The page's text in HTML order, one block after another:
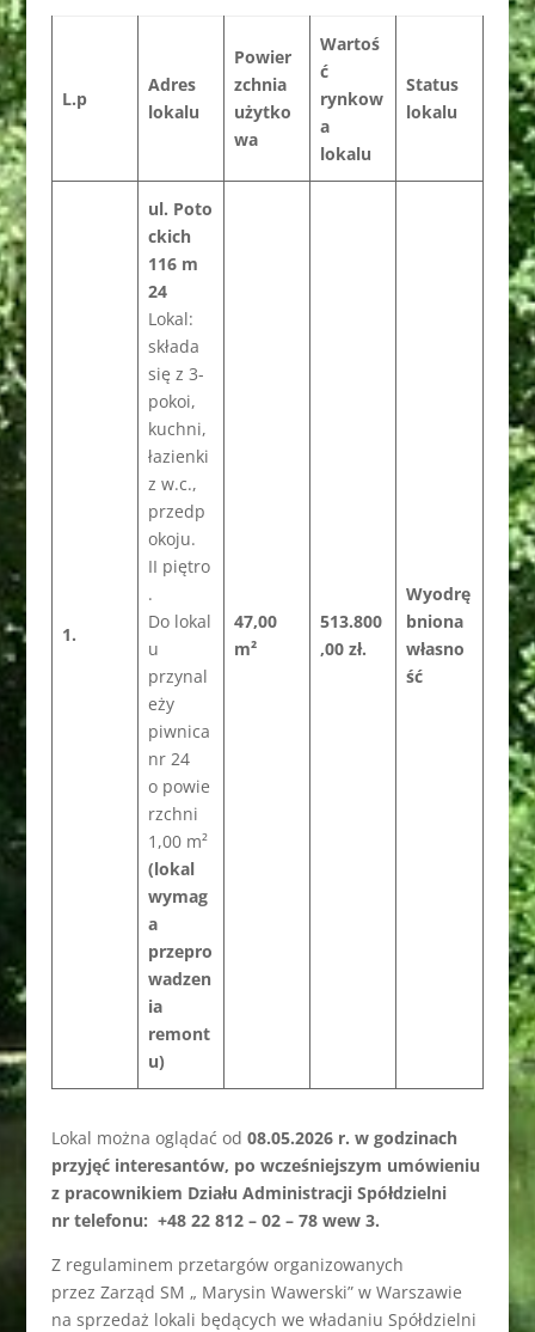
L.p
Adres
lokalu
Powier
zchnia
użytko
wa
Wartoś
ć
rynkow
a
lokalu
Status
lokalu
1.
ul. Poto
ckich
116 m
24
Lokal:
składa
się z 3-
pokoi,
kuchni,
łazienki
z w.c.,
przedp
okoju.
II piętro
.
Do lokal
u
przynal
eży
piwnica
nr 24
o powie
rzchni
1,00 m²
(lokal
wymag
a
przepro
wadzen
ia
remont
u)
47,00
m²
513.800
,00 zł.
Wyodrę
bniona
własno
ść
Lokal można oglądać od 08.05.2026 r. w godzinach
przyjęć interesantów, po wcześniejszym umówieniu
z pracownikiem Działu Administracji Spółdzielni
nr telefonu: +48 22 812 – 02 – 78 wew 3.
Z regulaminem przetargów organizowanych
przez Zarząd SM „ Marysin Wawerski” w Warszawie
na sprzedaż lokali będących we władaniu Spółdzielni